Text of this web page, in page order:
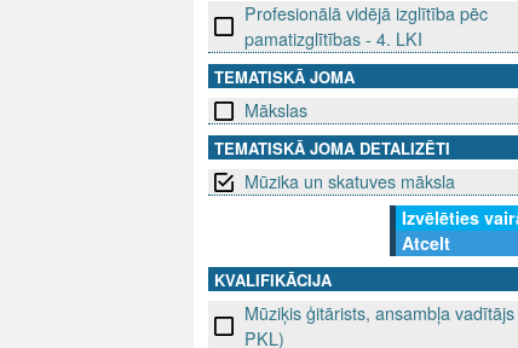
Profesionālā vidējā izglītība pēc
pamatizglītības - 4. LKI
TEMATISKĀ JOMA
Mākslas
TEMATISKĀ JOMA DETALIZĒTI
Mūzika un skatuves māksla
Izvēlēties
Atcelt
KVALIFIKĀCIJA
Mūziķis ģitārists, ansambļa
PKL)